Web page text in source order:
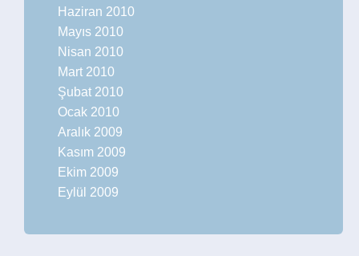
Haziran 2010
Mayıs 2010
Nisan 2010
Mart 2010
Şubat 2010
Ocak 2010
Aralık 2009
Kasım 2009
Ekim 2009
Eylül 2009